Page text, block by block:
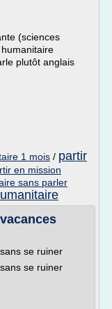
(sciences
plutôt anglais
1 mois / partir
en mission
sans parler
se ruiner
se ruiner